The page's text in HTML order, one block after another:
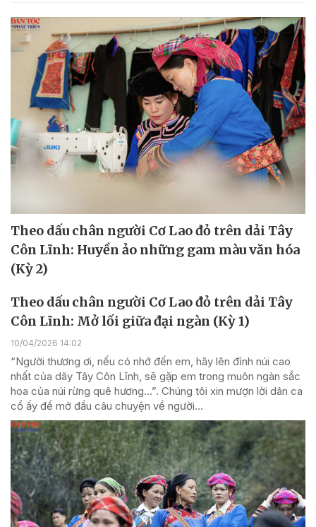
Theo dấu chân người Cơ Lao đỏ trên dải Tây
Côn Lĩnh: Huyền ảo những gam màu văn hóa
(Kỳ 2)
Theo dấu chân người Cơ Lao đỏ trên dải Tây
Côn Lĩnh: Mở lối giữa đại ngàn (Kỳ 1)
10/04/2026 14:02
“Người thương ơi, nếu có nhớ đến em, hãy lên đỉnh núi cao
nhất của dãy Tây Côn Lĩnh, sẽ gặp em trong muôn ngàn sắc
hoa của núi rừng quê hương…”. Chúng tôi xin mượn lời dân ca
cổ ấy để mở đầu câu chuyện về người...